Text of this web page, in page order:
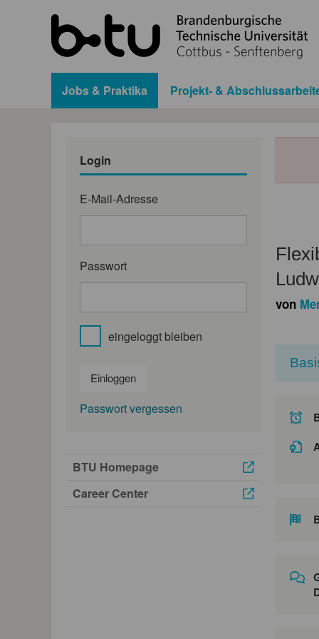
Jobs & Praktika Projekt- &
Login
E-Mail-Adresse
Passwort
eingeloggt bleiben
Einloggen
Passwort vergessen
BTU Homepage
Career Center
von